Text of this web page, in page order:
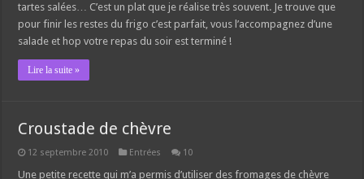
tartes salées… C’est un plat que je réalise très souvent. Je trouve que
pour finir les restes du frigo c’est parfait, vous l’accompagnez d’une
salade et hop votre repas du soir est terminé !
Lire la suite »
Croustade de chèvre
12 septembre 2010 Entrées 10
Une petite recette qui m’a permis d’utiliser des fromages de chèvre